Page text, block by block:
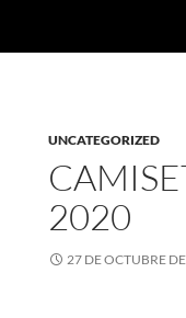
UNCATEGORIZED
2020
27 DE OCTUBRE